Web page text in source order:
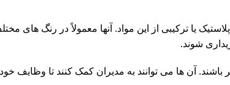
فلز، پلاستیک یا ترکیبی از این مواد. آنها معمولاً در رنگ های
یافته تر باشند. آن ها می توانند به مدیران کمک کنند تا وظایف